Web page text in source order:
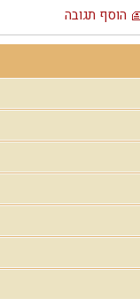
הוסף תגובה